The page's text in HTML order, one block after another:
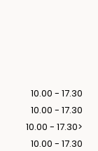
10.00 - 17.30
10.00 - 17.30
10.00 - 17.30>
10.00 - 17.30